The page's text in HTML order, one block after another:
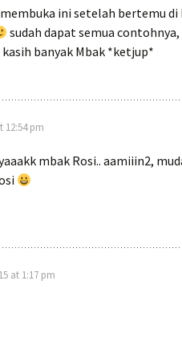
ini setelah bertemu di
sudah dapat semua
banyak Mbak *ketjup*
12:54 pm
mbak Rosi.. aamiiin2,
at 1:17 pm